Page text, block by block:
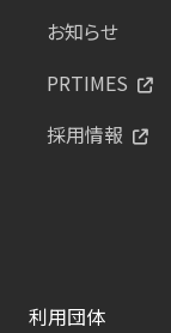
お知らせ
PRTIMES
採用情報
利用団体